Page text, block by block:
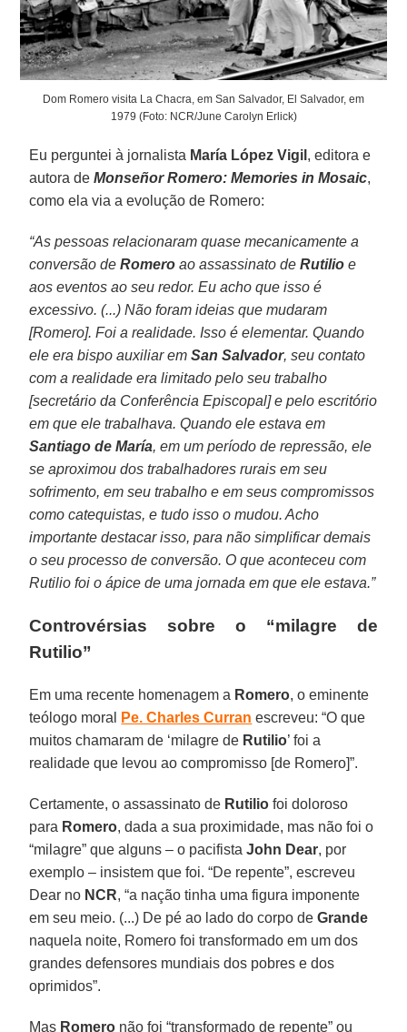
Dom Romero visita La Chacra, em San Salvador, El Salvador, em
1979 (Foto: NCR/June Carolyn Erlick)
Eu perguntei à jornalista María López Vigil , editora e
autora deMonseñor Romero: Memories in Mosaic,
como ela via a evolução de Romero:
“As pessoas relacionaram quase mecanicamente a
conversão deRomero ao assassinato deRutilio e
aos eventos ao seu redor. Eu acho que isso é
excessivo. (...) Não foram ideias que mudaram
[Romero]. Foi a realidade. Isso é elementar. Quando
ele era bispo auxiliar emSan Salvador, seu contato
com a realidade era limitado pelo seu trabalho
[secretário da Conferência Episcopal] e pelo escritório
em que ele trabalhava. Quando ele estava em
Santiago de María, em um período de repressão, ele
se aproximou dos trabalhadores rurais em seu
sofrimento, em seu trabalho e em seus compromissos
como catequistas, e tudo isso o mudou. Acho
importante destacar isso, para não simplificar demais
o seu processo de conversão. O que aconteceu com
Rutilio foi o ápice de uma jornada em que ele estava.”
Controvérsias sobre o “milagre de
Rutilio”
Em uma recente homenagem a Romero, o eminente
teólogo moral
Pe. Charles Curran escreveu: “O que
muitos chamaram de ‘milagre de Rutilio’ foi a
realidade que levou ao compromisso [de Romero]”.
Certamente, o assassinato de Rutilio foi doloroso
para Romero, dada a sua proximidade, mas não foi o
“milagre” que alguns – o pacifistaJohn Dear, por
exemplo – insistem que foi. “De repente”, escreveu
Dear no NCR, “a nação tinha uma figura imponente
em seu meio. (...) De pé ao lado do corpo deGrande
naquela noite, Romero foi transformado em um dos
grandes defensores mundiais dos pobres e dos
oprimidos”.
Mas Romero não foi “transformado de repente” ou